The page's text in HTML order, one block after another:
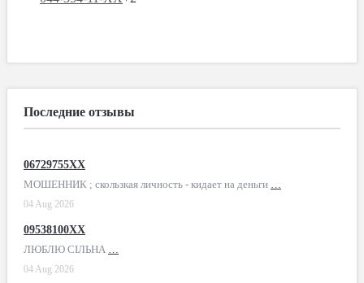
Последние отзывы
06729755XX
МОШЕННИК ; скользкая личность - кидает на деньги …
04 Aug 2026
09538100XX
ЛЮБЛЮ СІЛЬНА …
04 Aug 2026